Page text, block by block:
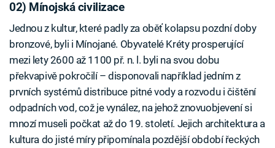
02) Mínojská civilizace
Jednou z kultur, které padly za oběť kolapsu pozdní doby
bronzové, byli i Mínojané. Obyvatelé Kréty prosperující
mezi lety 2600 až 1100 př. n. l. byli na svou dobu
překvapivě pokročilí – disponovali například jedním z
prvních systémů distribuce pitné vody a rozvodu i čištění
odpadních vod, což je vynález, na jehož znovuobjevení si
mnozí museli počkat až do 19. století. Jejich architektura a
kultura do jisté míry připomínala pozdější období řeckých